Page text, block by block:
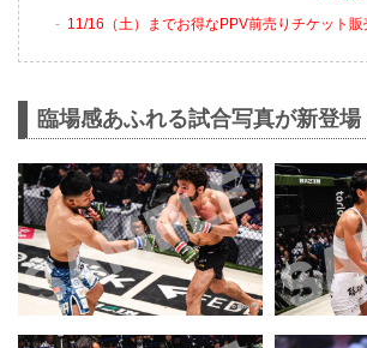
11/16（土）までお得なPPV前売りチケット販
臨場感あふれる試合写真が新登場